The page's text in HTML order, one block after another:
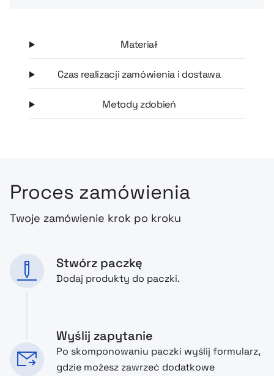
Materiał
Czas realizacji zamówienia i dostawa
Metody zdobień
Proces zamówienia
Twoje zamówienie krok po kroku
Stwórz paczkę
Dodaj produkty do paczki.
Wyślij zapytanie
Po skomponowaniu paczki wyślij formularz,
gdzie możesz zawrzeć dodatkowe